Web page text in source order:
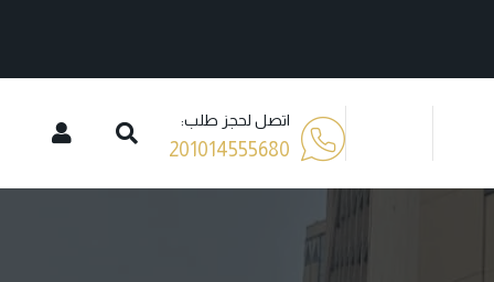
اتصل لحجز طلب:
201014555680